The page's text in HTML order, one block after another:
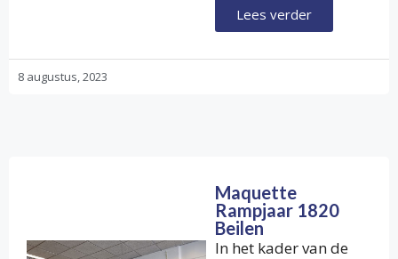
Lees verder
8 augustus, 2023
Maquette
Rampjaar 1820
Beilen
In het kader van de